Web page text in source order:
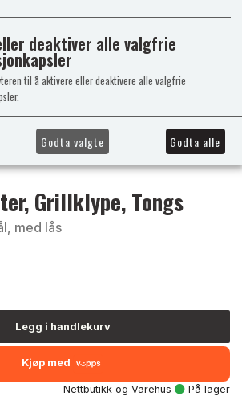
Grillklype, Tongs
med lås
Legg i handlekurv
Kjøp med
Nettbutikk og Varehus
På lager
deaktiver alle valgfrie
til å aktivere eller deaktivere alle valgfrie
Godta valgte Godta alle